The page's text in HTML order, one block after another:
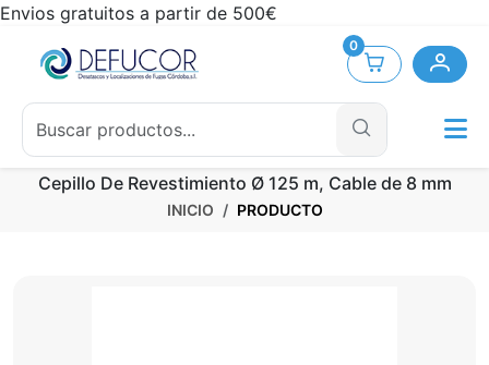
Envios gratuitos a partir de 500€
0
Cepillo De Revestimiento Ø 125 m, Cable de 8 mm
INICIO PRODUCTO